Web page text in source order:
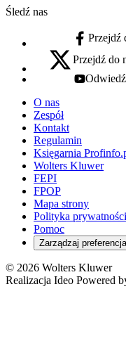
Śledź nas
facebook -
Przejdź
x - otwiera się w
Przejdź do
youtube -
O nas
Zespół
Kontakt
Regulamin
Księgarnia
Wolters Kluwer
FEPI
FPOP
Mapa strony
Polityka prywatności
Pomoc
Zarządzaj
© 2026 Wolters Kluwer
Realizacja Ideo Powered